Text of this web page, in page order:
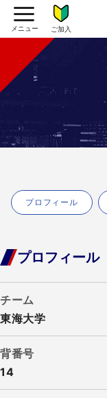
ご加入
プロフィール
プロフィール
チーム
東海大学
背番号
14